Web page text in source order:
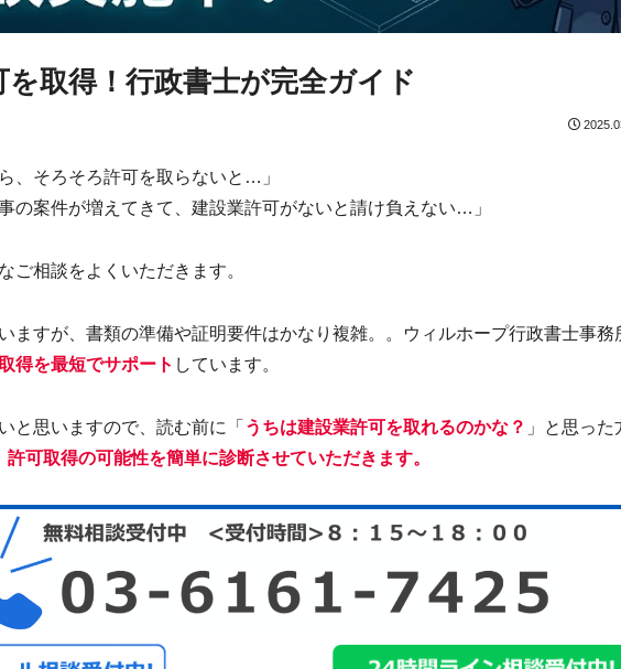
取得！行政書士が完全ガイド
、そろそろ許可を取らないと…」
の案件が増えてきて、建設業許可がないと請け負えない…」
ご相談をよくいただきます。
ますが、書類の準備や証明要件はかなり複雑。。ウィルホープ行政書士事務
得を最短でサポート しています。
と思いますので、読む前に「 うちは建設業許可を取れるのかな？ 」と思っ
許可取得の可能性を簡単に診断させていただきます。